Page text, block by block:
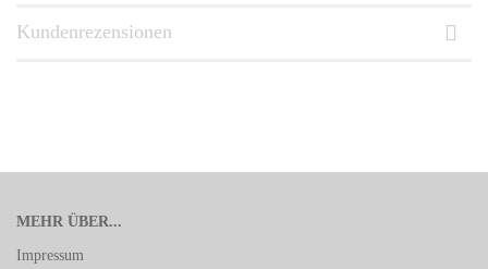
Kundenrezensionen
MEHR ÜBER...
Impressum